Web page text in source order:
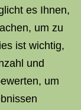
es Ihnen,
um zu
ist wichtig,
und
um